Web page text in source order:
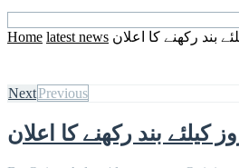
Home latest news
NextPrevious